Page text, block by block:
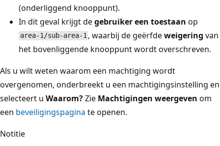
(onderliggend knooppunt).
In dit geval krijgt degebruiker een toestaan op
area-1/sub-area-1 , waarbij de geërfdeweigering van
het bovenliggende knooppunt wordt overschreven.
Als u wilt weten waarom een machtiging wordt
overgenomen, onderbreekt u een machtigingsinstelling en
selecteert u Waarom?Zie Machtigingen weergeven om
een beveiligingspagina te openen.
Notitie